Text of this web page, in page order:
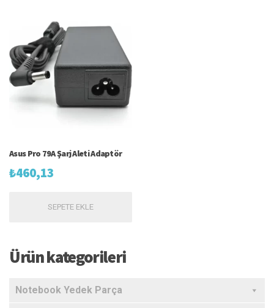
Asus Pro 79A Şarj Aleti Adaptör
₺460,13
SEPETE EKLE
Ürün kategorileri
Notebook Yedek Parça